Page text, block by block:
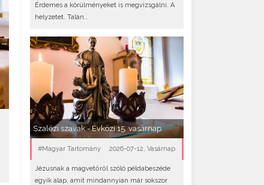
Érdemes a körülményeket is megvizsgálni. A
helyzetet. Talán..
Szalézi szavak - Évközi 15. vasárnap
#Magyar Tartomány 2026-07-12, Vasárnap
Jézusnak a magvetőről szóló példabeszéde
egyik alap, amit mindannyian már sokszor